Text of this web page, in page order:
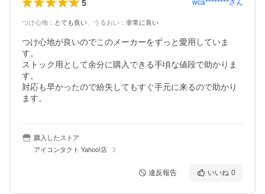
5 wca********さん
つけ心地 ： とても良い うるおい ： 非常に良い
つけ心地が良いのでこのメーカーをずっと愛用していま
す。
ストック用として余分に購入できる手頃な値段で助かりま
す。
対応も早かったので紛失してもすぐ手元に来るので助かり
ます。
購入したストア
アイコンタクト Yahoo!店
違反報告 いいね 0